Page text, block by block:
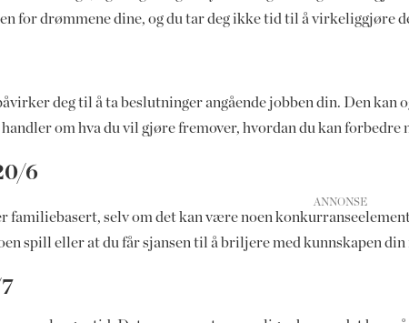
for drømmene dine, og du tar deg ikke tid til å virkeliggjøre
deg til å ta beslutninger angående jobben din. Den kan
om hva du vil gjøre fremover, hvordan du kan
6
familiebasert, selv om det kan være noen
spill eller at du får sjansen til å briljere med kunnskapen